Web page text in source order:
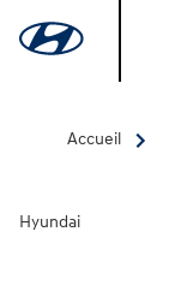
Accueil
Hyundai